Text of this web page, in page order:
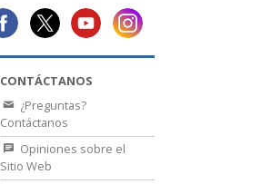
CONTÁCTANOS
¿Preguntas?
Contáctanos
Opiniones sobre el
Sitio Web